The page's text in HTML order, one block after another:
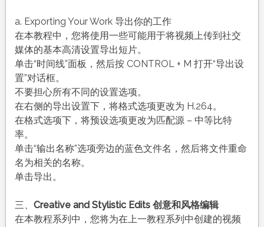
a. Exporting Your Work 导出你的工作
在本教程中，您将使用一些可能用于将视频上传到社交
媒体的基本高清设置导出短片。
单击“时间线”面板，然后按 CONTROL + M 打开“导出设
置”对话框。
不要担心所有不同的设置选项。
在右侧的导出设置下，将格式选项更改为 H.264。
在格式选项下，将预设选项更改为匹配源 – 中等比特
率。
单击“输出名称”选项旁边的蓝色文件名，然后将文件重命
名为相关的名称。
单击导出。
三、 Creative and Stylistic Edits 创意和风格编辑
在本教程系列中，您将为在上一教程系列中创建的视频